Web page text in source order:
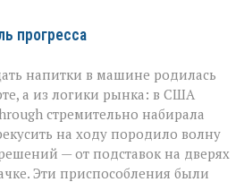
прогресса
напитки в машине родилась
а из логики рынка: в США
стремительно набирала
на ходу породило волну
— от подставок на дверях
Эти приспособления были